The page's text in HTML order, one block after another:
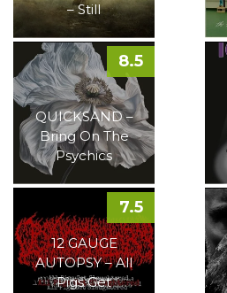
– Still
QUICKSAND –
Bring On The
Psychics
8.5
12 GAUGE
AUTOPSY – All
Pigs Get
7.5